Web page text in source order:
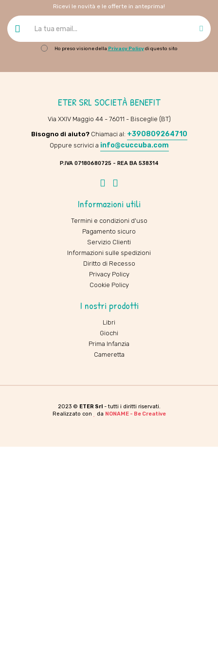
Ricevi le novità e le offerte in anteprima!
Ho preso visione della Privacy Policydi questo sito
ETER SRL SOCIETÀ BENEFIT
Via XXIV Maggio 44 - 76011 - Bisceglie (BT)
Bisogno di aiuto? Chiamaci al: +390809264710
Oppure scrivici a info@cuccuba.com
P.IVA 07180680725 - REA BA 538314
Facebook
Informazioni utili
Termini e condizioni d'uso
Pagamento sicuro
Servizio Clienti
Informazioni sulle spedizioni
Diritto di Recesso
Privacy Policy
Cookie Policy
I nostri prodotti
Libri
Giochi
Prima Infanzia
Cameretta
2023 © ETER Srl - tutti i diritti riservati.
Realizzato con
da NONAME - Be Creative